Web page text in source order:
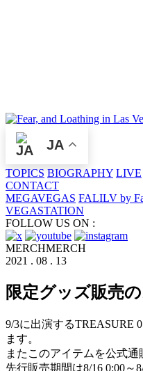
JA
TOPICS BIOGRAPHY LIVE
CONTACT
MEGAVEGAS FALILV by
VEGASTATION
FOLLOW US ON :
MERCHMERCH
2021 . 08 . 13
限定グッズ販売
9/3に出演するTREASURE
ます。
またこのアイテムを公式通
先行販売期間は8/16 0:00～